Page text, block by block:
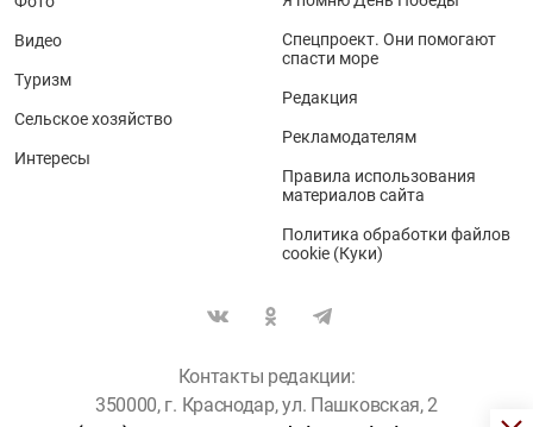
Видео
Туризм
Сельское хозяйство
Интересы
Спецпроект. Они помогают
спасти море
Редакция
Рекламодателям
Правила использования
материалов сайта
Политика обработки файлов
cookie (Куки)
Контакты редакции:
350000, г. Краснодар, ул. Пашковская, 2